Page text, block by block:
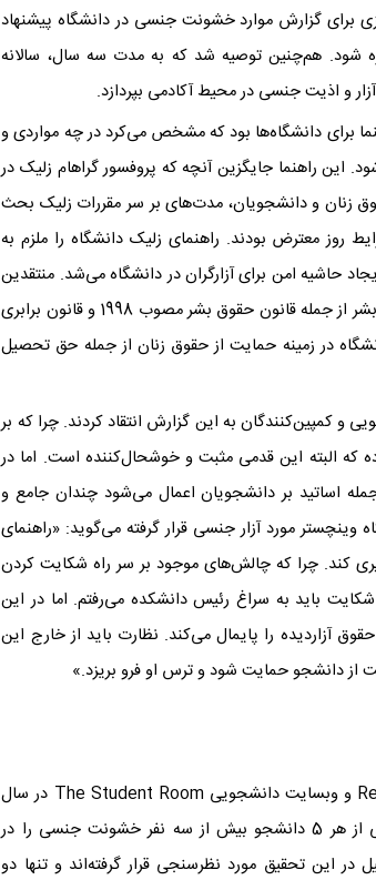
برای گزارش موارد خشونت جنسی در دانشگاه‌ پیشنهاد
شود. هم‌چنین توصیه شد که به مدت سه سال، سالانه
و اذیت جنسی در محیط آکادمی بپردازد.
برای دانشگاه‌ها بود که مشخص می‌کرد در چه مواردی و
این راهنما جایگزین آنچه که پروفسور گراهام زلیک در
حقوق زنان و دانشجویان، مدت‌های بر سر مقررات زلیک بحث
معترض بودند. راهنمای زلیک دانشگاه را ملزم به
حاشیه امن برای آزارگران در دانشگاه می‌شد. منتقدین
خواستار به روز شدن این راهنما بر طبق موازین حقوق بشر از جمله قانون حقوق بشر مصوب 1998 و قانون برابری
دانشگاه در زمینه حمایت از حقوق زنان از جمله حق تحصیل
و کمپین‌کنندگان به این گزارش انتقاد کردند. چرا که بر
که البته این قدمی مثبت و خوشحال‌کننده است. اما در
اساتید بر دانشجویان اعمال می‌شود چندان جامع و
مورد آزار جنسی قرار گرفته می‌گوید: «راهنمای
کند. چرا که چالش‌های موجود بر سر راه شکایت کردن
باید به سراغ رئیس دانشکده می‌رفتم. اما در این
آزاردیده را پایمال می‌کند. نظارت باید از خارج این
از دانشجو حمایت شود و ترس او فرو بریزد.»
نتایج پژوهش مشترک کمپین Revolt Sexual Assault و وبسایت دانشجویی The Student Room در سال
2018 نشان می‌دهد که 62 درصد از دانشجویان یعنی از هر 5 دانشجو بیش از سه نفر خشونت جنسی را در
و فارغ‌التحصیل در این تحقیق مورد نظرسنجی قرار گرفته‌اند و تنها دو